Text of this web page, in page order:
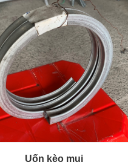
Uốn kèo mui